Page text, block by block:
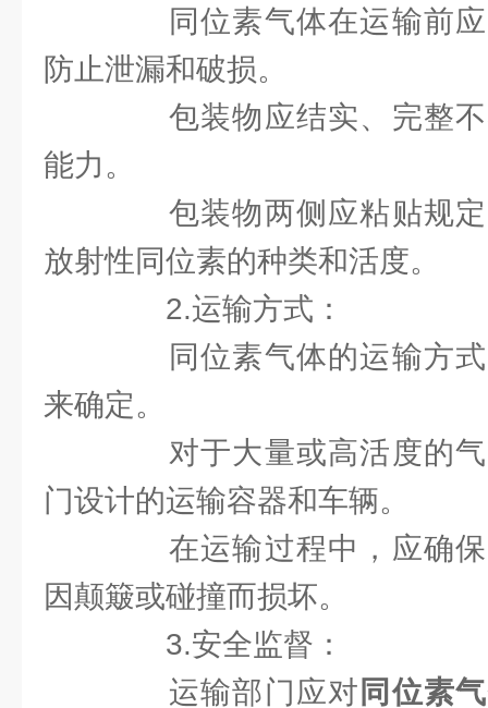
同位素气体在运输前应
防止泄漏和破损。
包装物应结实、完整不
能力。
包装物两侧应粘贴规定
放射性同位素的种类和活度。
2.运输方式：
同位素气体的运输方式
来确定。
对于大量或高活度的气
门设计的运输容器和车辆。
在运输过程中，应确保
因颠簸或碰撞而损坏。
3.安全监督：
运输部门应对 同位素